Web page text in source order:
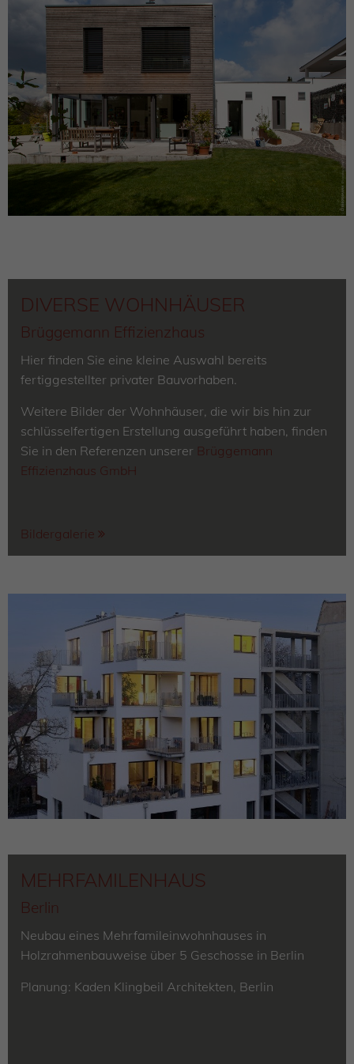
DIVERSE WOHNHÄUSER
Brüggemann Effizienzhaus
Hier finden Sie eine kleine Auswahl bereits
fertiggestellter privater Bauvorhaben.
Weitere Bilder der Wohnhäuser, die wir bis hin zur
schlüsselfertigen Erstellung ausgeführt haben, finden
Sie in den Referenzen unserer Brüggemann
Effizienzhaus GmbH
Bildergalerie
MEHRFAMILENHAUS
Berlin
Neubau eines Mehrfamileinwohnhauses in
Holzrahmenbauweise über 5 Geschosse in Berlin
Planung: Kaden Klingbeil Architekten, Berlin